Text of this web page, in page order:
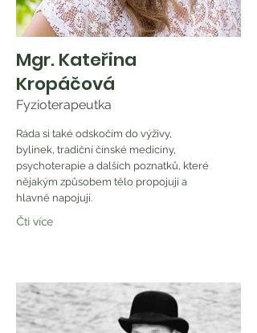
Mgr. Kateřina
Kropáčová
Fyzioterapeutka
Ráda si také odskočím do výživy,
bylinek, tradiční čínské medicíny,
psychoterapie a dalších poznatků, které
nějakým způsobem tělo propojují a
hlavně napojují.
Čti více